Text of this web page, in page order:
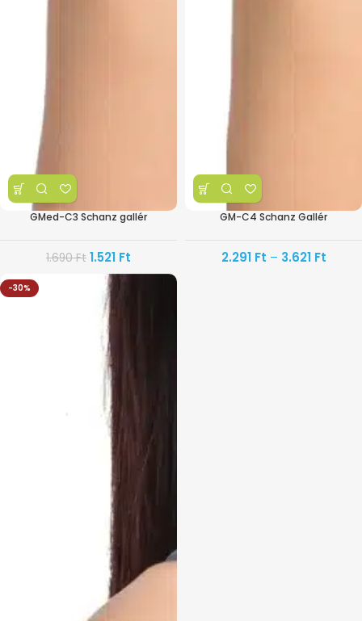
GMed-C3 Schanz gallér
1.690Ft 1.521 Ft
GM-C4 Schanz Gallér
2.291 Ft – 3.621 Ft
-30%